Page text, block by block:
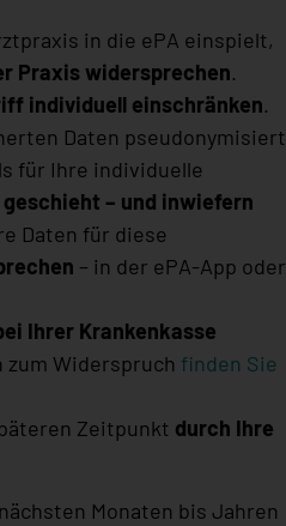
in die ePA einspielt,
Praxis widersprechen.
individuell einschränken.
Daten pseudonymisiert
für Ihre individuelle
– und inwiefern
Daten für diese
– in der ePA-App oder
Ihrer Krankenkasse
zum Widerspruch finden Sie
Zeitpunkt durch Ihre
Monaten bis Jahren